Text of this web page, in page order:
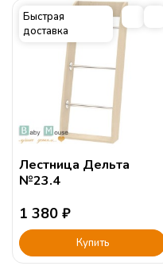
Быстрая
доставка
Лестница Дельта
№23.4
1 380 ₽
Купить